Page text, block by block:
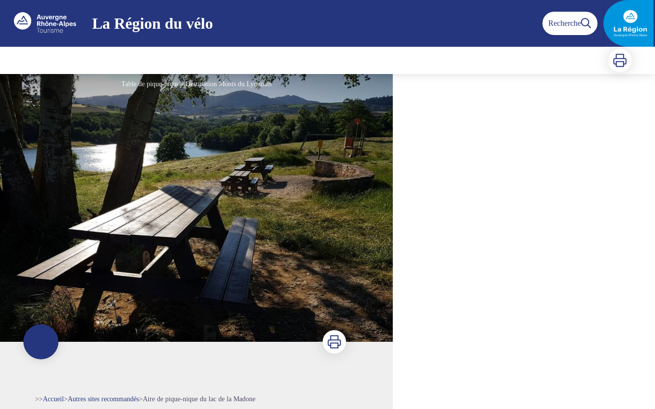
La Région du vélo Recherche
Imprimer
Table de pique-nique - Destination Monts du Lyonnais
Imprimer
>>Accueil>Autres sites recommandés>Aire de pique-nique du lac de la Madone